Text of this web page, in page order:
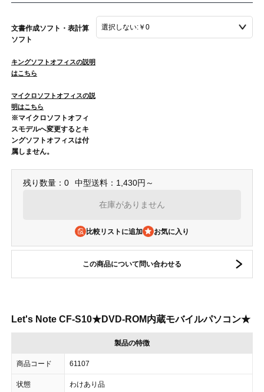
文書作成ソフト・表計算
ソフト
キングソフトオフィスの説明
はこちら
マイクロソフトオフィスの説
明はこちら
※マイクロソフトオフィ
スモデルへ変更するとキ
ングソフトオフィスは付
属しません。
残り数量：0 中型送料：1,430円～
在庫がありません
比較リストに追加
この商品について問い合わせる
Let's Note CF-S10★DVD-ROM内蔵モバイルパソコン★
製品の特徴
商品コード 61107
状態 わけあり品